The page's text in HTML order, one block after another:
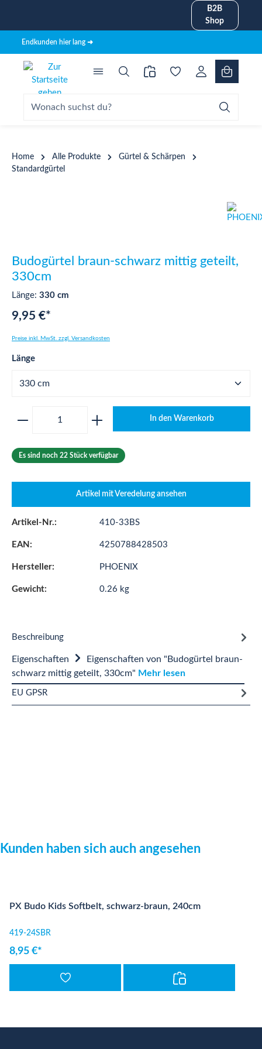
B2B
Shop
Endkunden hier lang ➜
Home Alle Produkte
Gürtel & Schärpen
Standardgürtel
Budogürtel braun-schwarz mittig geteilt,
330cm
Länge: 330 cm
9,95 €*
Preise inkl. MwSt. zzgl. Versandkosten
Längeauswählen
Produkt Anzahl: Gib den gewünschten
In den Warenkorb
Es sind noch 22 Stück verfügbar
Artikel mit Veredelung ansehen
Artikel-Nr.: 410-33BS
EAN: 4250788428503
Hersteller: PHOENIX
Gewicht: 0.26 kg
Beschreibung
Eigenschaften
Eigenschaften von "Budogürtel braun-
schwarz mittig geteilt, 330cm" Mehr lesen
EU GPSR
Produktgalerie überspringen
Kunden haben sich auch angesehen
PX Budo Kids Softbelt, schwarz-braun, 240cm
419-24SBR
8,95 €*